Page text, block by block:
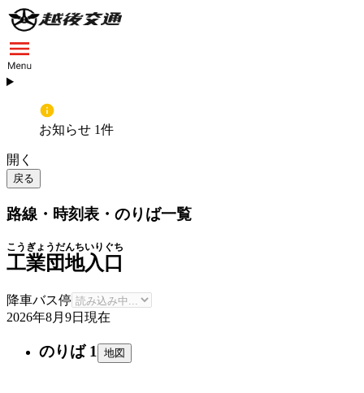
お知らせ 1件
開く
戻る
路線・時刻表・のりば一覧
工業団地入口
こうぎょうだんちいりぐち
降車バス停
2026年8月9日 現在
のりば 1 地図